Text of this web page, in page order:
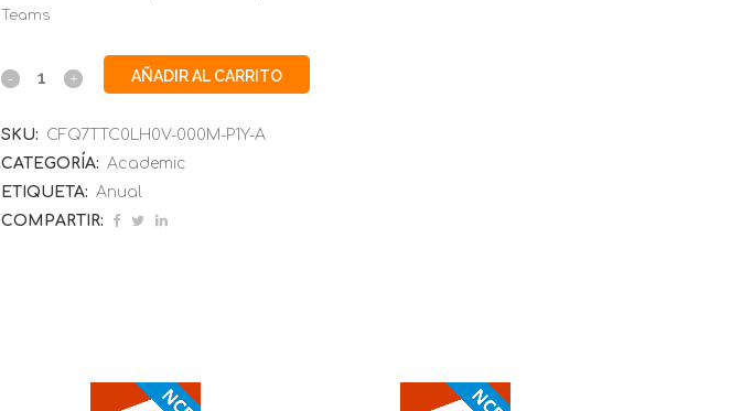
Teams
AÑADIR AL CARRITO
SKU: CFQ7TTC0LH0V-000M-P1Y-A
CATEGORÍA: Academic
ETIQUETA: Anual
COMPARTIR: